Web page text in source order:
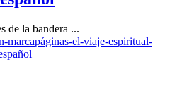
de la bandera ...